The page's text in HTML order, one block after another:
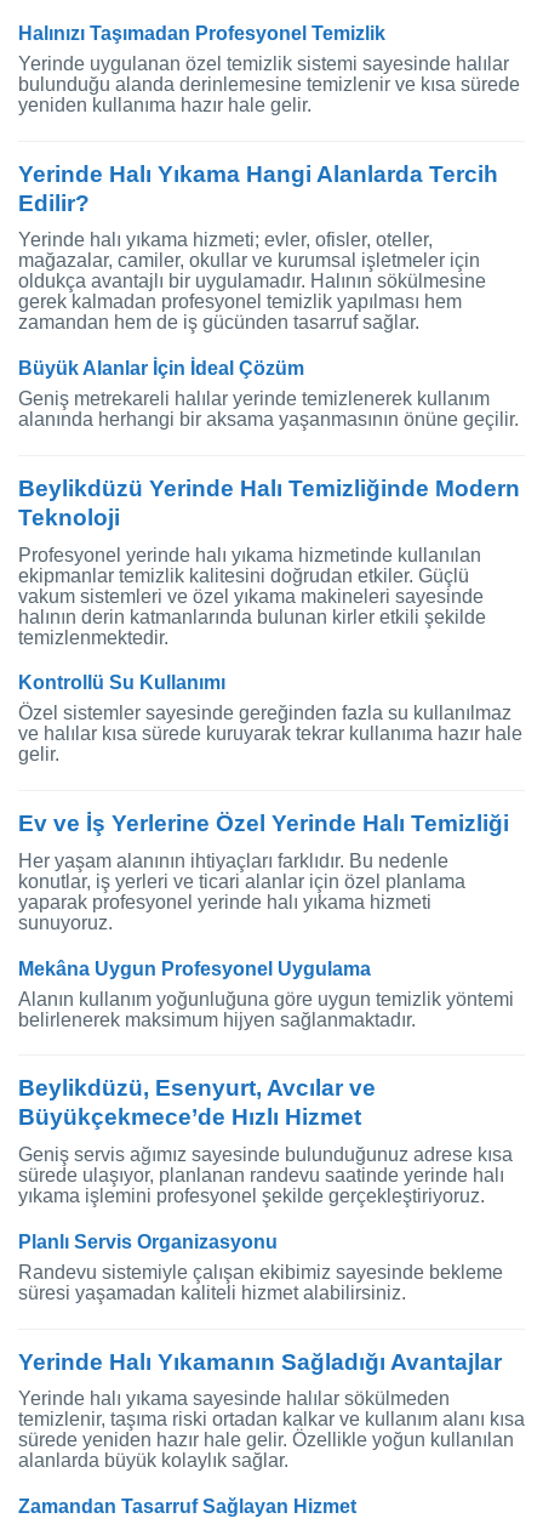
Halınızı Taşımadan Profesyonel Temizlik
Yerinde uygulanan özel temizlik sistemi sayesinde halılar
bulunduğu alanda derinlemesine temizlenir ve kısa sürede
yeniden kullanıma hazır hale gelir.
Yerinde Halı Yıkama Hangi Alanlarda Tercih
Edilir?
Yerinde halı yıkama hizmeti; evler, ofisler, oteller,
mağazalar, camiler, okullar ve kurumsal işletmeler için
oldukça avantajlı bir uygulamadır. Halının sökülmesine
gerek kalmadan profesyonel temizlik yapılması hem
zamandan hem de iş gücünden tasarruf sağlar.
Büyük Alanlar İçin İdeal Çözüm
Geniş metrekareli halılar yerinde temizlenerek kullanım
alanında herhangi bir aksama yaşanmasının önüne geçilir.
Beylikdüzü Yerinde Halı Temizliğinde Modern
Teknoloji
Profesyonel yerinde halı yıkama hizmetinde kullanılan
ekipmanlar temizlik kalitesini doğrudan etkiler. Güçlü
vakum sistemleri ve özel yıkama makineleri sayesinde
halının derin katmanlarında bulunan kirler etkili şekilde
temizlenmektedir.
Kontrollü Su Kullanımı
Özel sistemler sayesinde gereğinden fazla su kullanılmaz
ve halılar kısa sürede kuruyarak tekrar kullanıma hazır hale
gelir.
Ev ve İş Yerlerine Özel Yerinde Halı Temizliği
Her yaşam alanının ihtiyaçları farklıdır. Bu nedenle
konutlar, iş yerleri ve ticari alanlar için özel planlama
yaparak profesyonel yerinde halı yıkama hizmeti
sunuyoruz.
Mekâna Uygun Profesyonel Uygulama
Alanın kullanım yoğunluğuna göre uygun temizlik yöntemi
belirlenerek maksimum hijyen sağlanmaktadır.
Beylikdüzü, Esenyurt, Avcılar ve
Büyükçekmece’de Hızlı Hizmet
Geniş servis ağımız sayesinde bulunduğunuz adrese kısa
sürede ulaşıyor, planlanan randevu saatinde yerinde halı
yıkama işlemini profesyonel şekilde gerçekleştiriyoruz.
Planlı Servis Organizasyonu
Randevu sistemiyle çalışan ekibimiz sayesinde bekleme
süresi yaşamadan kaliteli hizmet alabilirsiniz.
Yerinde Halı Yıkamanın Sağladığı Avantajlar
Yerinde halı yıkama sayesinde halılar sökülmeden
temizlenir, taşıma riski ortadan kalkar ve kullanım alanı kısa
sürede yeniden hazır hale gelir. Özellikle yoğun kullanılan
alanlarda büyük kolaylık sağlar.
Zamandan Tasarruf Sağlayan Hizmet